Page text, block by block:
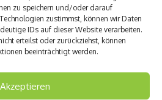
zu speichern und/oder darauf
zustimmst, können wir Daten
IDs auf dieser Website verarbeiten.
erteilst oder zurückziehst, können
beeinträchtigt werden.
Akzeptieren
bei den Genvarianten.
weniger Schlaganfälle
also davon aus, dass Alkohol
auf die Herzgesundheit hat. Da